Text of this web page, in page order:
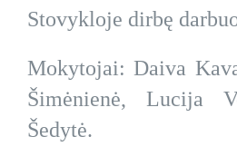
Stovykloje dirbę
Mokytojai: Daiva
Šimėnienė, Lucija
Šedytė.